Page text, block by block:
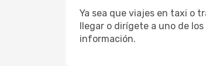
Ya sea que viajes en taxi o
llegar o dirígete a uno de
información.